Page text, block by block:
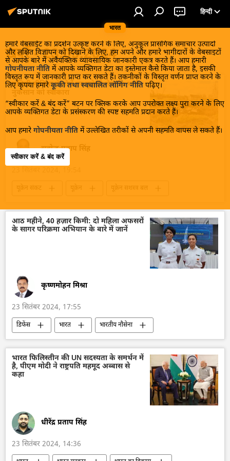
भारत
हिन्दी
हमारे वेबसाईट का प्रदर्शन उत्कृष्ट करने के लिए, अनुकूल प्रासंगिक समाचार उत्पादों
और लक्षित विज्ञापन को दिखाने के लिए, हम अपने और हमारे भागीदारों के वेबसाइटों
से आपके बारे में अवैयक्तिक व्यावसायिक जानकारी एकत्र करते हैं। आप हमारी
गोपनीयता नीति में आपके व्यक्तिगत डेटा का इस्तेमाल कैसे किया जाता है, इसकी
विस्तृत रूप में जानकारी प्राप्त कर सकते हैं। तकनीकों के विस्तृत वर्णन प्राप्त करने के
लिए कृपया हमारे कूकी तथा स्वचालित लॉगिंग नीति पढ़िए।
“स्वीकार करें & बंद करें” बटन पर क्लिक करके आप उपरोक्त लक्ष्य पुरा करने के लिए
आपके व्यक्तिगत डेटा के प्रसंस्करण की स्पष्ट सहमति प्रदान करते हैं।
आप हमारे गोपनीयता नीति में उल्लेखित तरीकों से अपनी सहमति वापस ले सकते हैं।
स्वीकार करें & बंद करें
खबरें - 23.09.2024
पश्चिमी मीडिया ने मोर्चे पर यूक्रेनी सेना के भारी
नुकसान को स्वीकारा
सत्येन्द्र प्रताप सिंह
यूक्रेन संकट यूक्रेन
यूक्रेन सशस्त्र बल
सैन्य तकनीकी सहयोग
रूसी सैन्य तकनीक
आठ महीने, 40 हज़ार किमी: दो महिला अफसरों
के सागर परिक्रमा अभियान के बारे में जानें
कृष्णमोहन मिश्रा
23 सितंबर 2024, 17:55
डिफेंस भारत
भारतीय नौसेना
गोवा
अरब सागर
विशेष सैन्य अभियान
भारत का विकास
महिला सशक्तिकरण
महिलाओं के अधिकार
भारत फिलिस्तीन की UN सदस्यता के समर्थन में
है, पीएम मोदी ने राष्ट्रपति महमूद अब्बास से
कहा
धीरेंद्र प्रताप सिंह
23 सितंबर 2024, 14:36